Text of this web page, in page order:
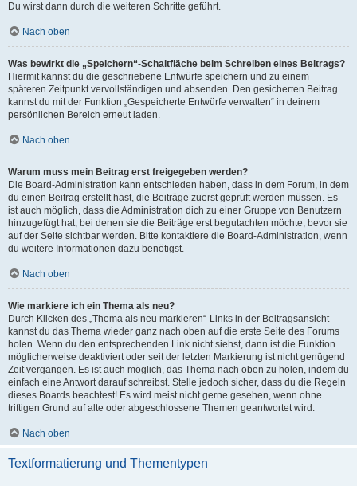
Du wirst dann durch die weiteren Schritte geführt.
Nach oben
Was bewirkt die „Speichern“-Schaltfläche beim Schreiben eines Beitrags?
Hiermit kannst du die geschriebene Entwürfe speichern und zu einem
späteren Zeitpunkt vervollständigen und absenden. Den gesicherten Beitrag
kannst du mit der Funktion „Gespeicherte Entwürfe verwalten“ in deinem
persönlichen Bereich erneut laden.
Nach oben
Warum muss mein Beitrag erst freigegeben werden?
Die Board-Administration kann entschieden haben, dass in dem Forum, in dem
du einen Beitrag erstellt hast, die Beiträge zuerst geprüft werden müssen. Es
ist auch möglich, dass die Administration dich zu einer Gruppe von Benutzern
hinzugefügt hat, bei denen sie die Beiträge erst begutachten möchte, bevor sie
auf der Seite sichtbar werden. Bitte kontaktiere die Board-Administration, wenn
du weitere Informationen dazu benötigst.
Nach oben
Wie markiere ich ein Thema als neu?
Durch Klicken des „Thema als neu markieren“-Links in der Beitragsansicht
kannst du das Thema wieder ganz nach oben auf die erste Seite des Forums
holen. Wenn du den entsprechenden Link nicht siehst, dann ist die Funktion
möglicherweise deaktiviert oder seit der letzten Markierung ist nicht genügend
Zeit vergangen. Es ist auch möglich, das Thema nach oben zu holen, indem du
einfach eine Antwort darauf schreibst. Stelle jedoch sicher, dass du die Regeln
dieses Boards beachtest! Es wird meist nicht gerne gesehen, wenn ohne
triftigen Grund auf alte oder abgeschlossene Themen geantwortet wird.
Nach oben
Textformatierung und Thementypen